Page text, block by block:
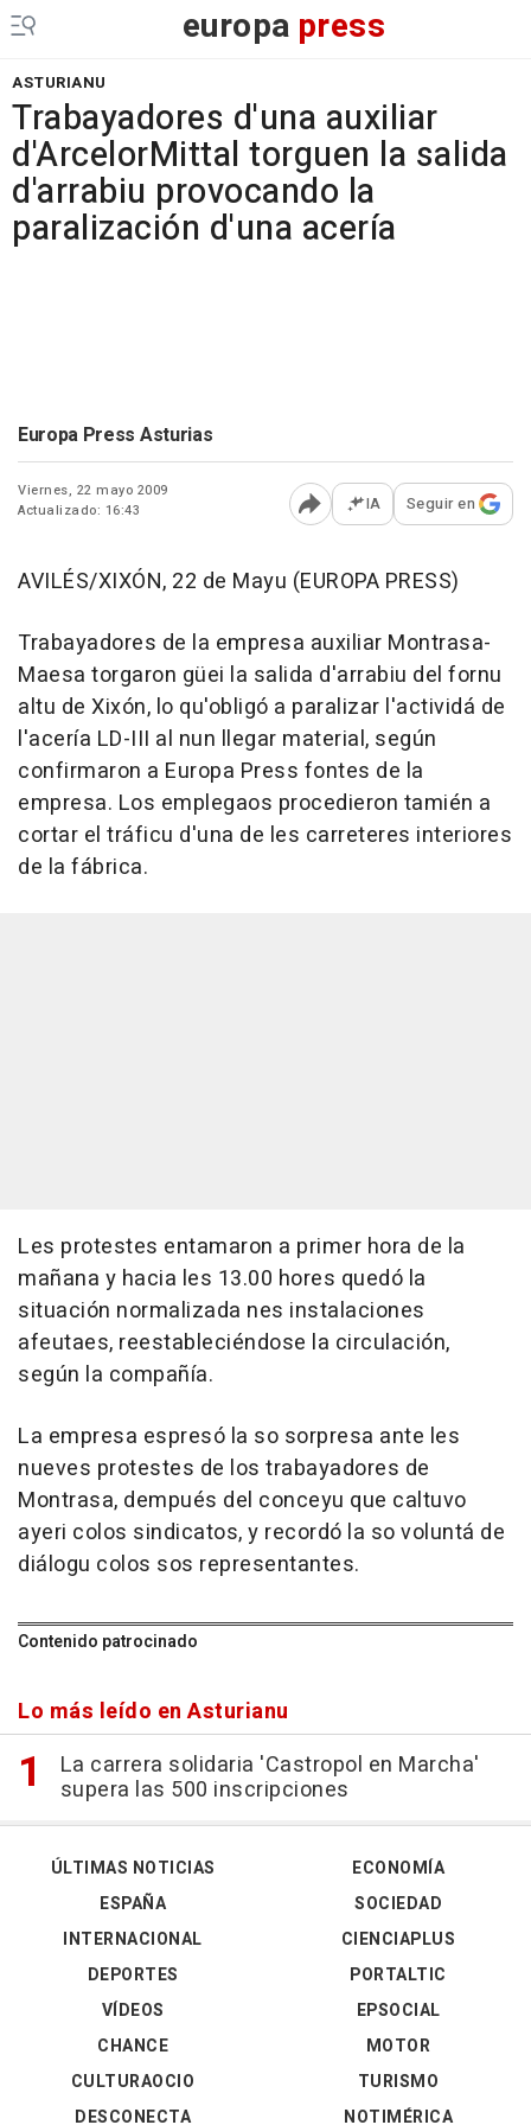
europa press
ASTURIANU
Trabayadores d'una auxiliar
d'ArcelorMittal torguen la salida
d'arrabiu provocando la
paralización d'una acería
Europa Press Asturias
Viernes, 22 mayo 2009
Actualizado: 16:43
Abrir opciones para
IA Seguir en
AVILÉS/XIXÓN, 22 de Mayu (EUROPA PRESS)
Trabayadores de la empresa auxiliar Montrasa-
Maesa torgaron güei la salida d'arrabiu del fornu
altu de Xixón, lo qu'obligó a paralizar l'actividá de
l'acería LD-III al nun llegar material, según
confirmaron a Europa Press fontes de la
empresa. Los emplegaos procedieron tamién a
cortar el tráficu d'una de les carreteres interiores
de la fábrica.
Les protestes entamaron a primer hora de la
mañana y hacia les 13.00 hores quedó la
situación normalizada nes instalaciones
afeutaes, reestableciéndose la circulación,
según la compañía.
La empresa espresó la so sorpresa ante les
nueves protestes de los trabayadores de
Montrasa, dempués del conceyu que caltuvo
ayeri colos sindicatos, y recordó la so voluntá de
diálogu colos sos representantes.
Contenido patrocinado
Lo más leído en Asturianu
La carrera solidaria 'Castropol en Marcha'
supera las 500 inscripciones
ÚLTIMAS NOTICIAS
ESPAÑA
INTERNACIONAL
DEPORTES
VÍDEOS
ECONOMÍA
SOCIEDAD
CIENCIAPLUS
PORTALTIC
EPSOCIAL
CHANCE
CULTURAOCIO
DESCONECTA
MOTOR
TURISMO
NOTIMÉRICA